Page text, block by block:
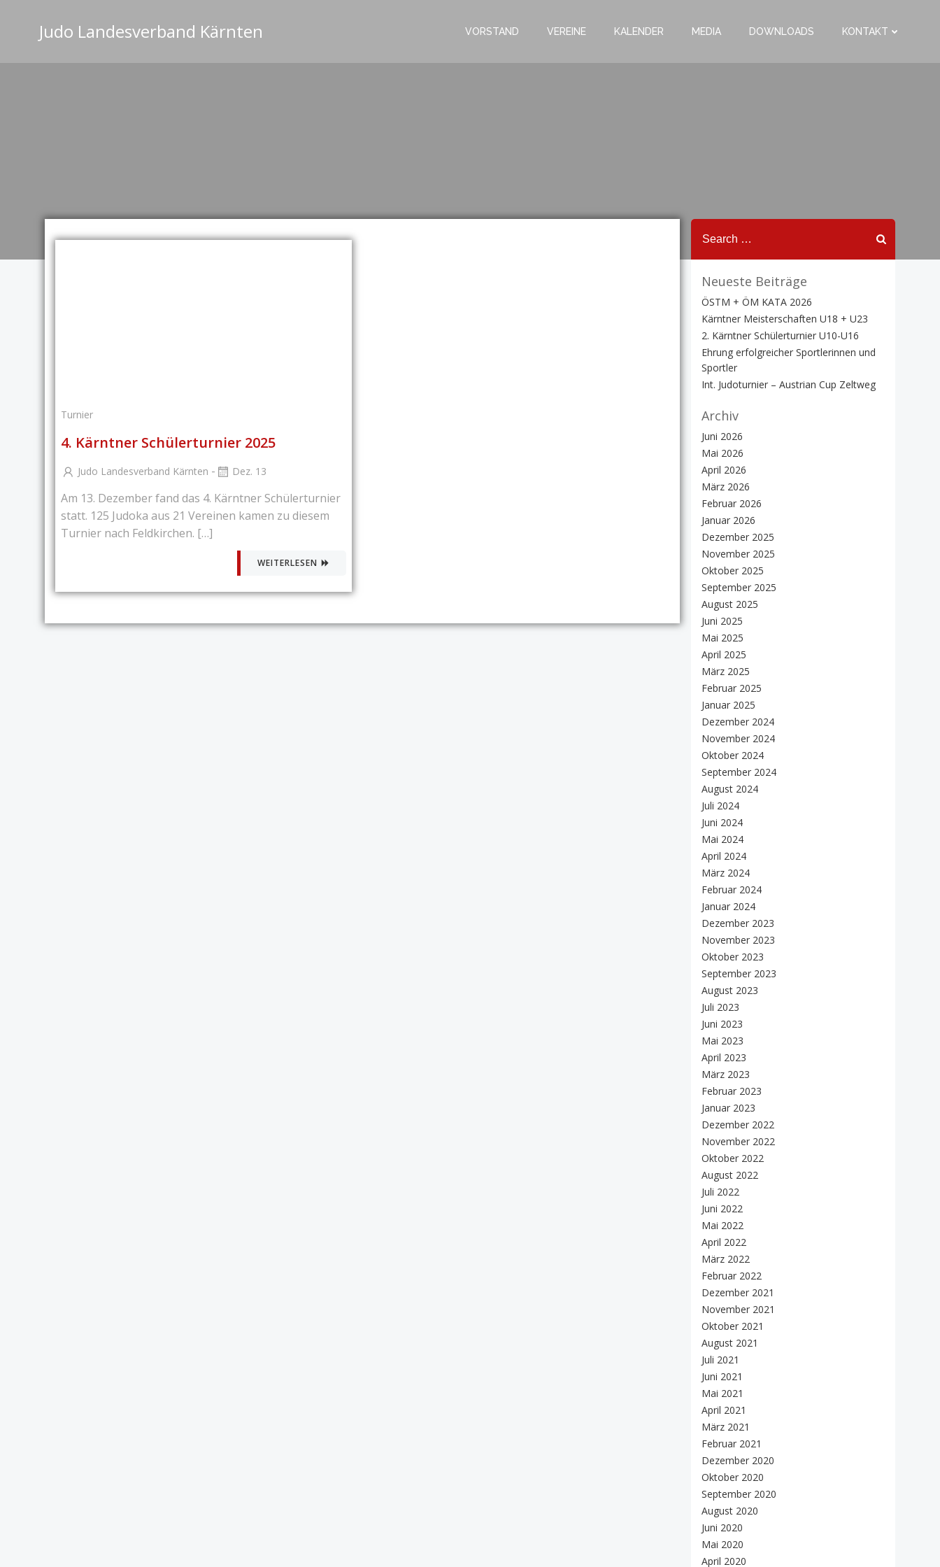
springenJudo Landesverband Kärnten VORSTAND VEREINE KALENDER MEDIA DOWNLOADS KONTAKT
Turnier
4. Kärntner Schülerturnier 2025
Judo Landesverband Kärnten - Dez. 13
Am 13. Dezember fand das 4. Kärntner Schülerturnier
statt. 125 Judoka aus 21 Vereinen kamen zu diesem
Turnier nach Feldkirchen. […]
WEITERLESEN
Search
for:
Neueste Beiträge
ÖSTM + ÖM KATA 2026
Kärntner Meisterschaften U18 + U23
2. Kärntner Schülerturnier U10-U16
Ehrung erfolgreicher Sportlerinnen und
Sportler
Int. Judoturnier – Austrian Cup Zeltweg
Archiv
Juni 2026
Mai 2026
April 2026
März 2026
Februar 2026
Januar 2026
Dezember 2025
November 2025
Oktober 2025
September 2025
August 2025
Juni 2025
Mai 2025
April 2025
März 2025
Februar 2025
Januar 2025
Dezember 2024
November 2024
Oktober 2024
September 2024
August 2024
Juli 2024
Juni 2024
Mai 2024
April 2024
März 2024
Februar 2024
Januar 2024
Dezember 2023
November 2023
Oktober 2023
September 2023
August 2023
Juli 2023
Juni 2023
Mai 2023
April 2023
März 2023
Februar 2023
Januar 2023
Dezember 2022
November 2022
Oktober 2022
August 2022
Juli 2022
Juni 2022
Mai 2022
April 2022
März 2022
Februar 2022
Dezember 2021
November 2021
Oktober 2021
August 2021
Juli 2021
Juni 2021
Mai 2021
April 2021
März 2021
Februar 2021
Dezember 2020
Oktober 2020
September 2020
August 2020
Juni 2020
Mai 2020
April 2020